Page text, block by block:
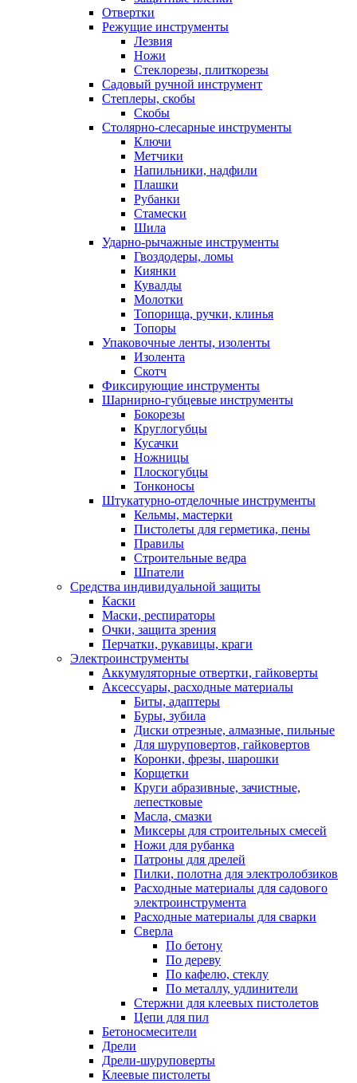
Отвертки
Режущие инструменты
Лезвия
Ножи
Стеклорезы, плиткорезы
Садовый ручной инструмент
Степлеры, скобы
Скобы
Столярно-слесарные инструменты
Ключи
Метчики
Напильники, надфили
Плашки
Рубанки
Стамески
Шила
Ударно-рычажные инструменты
Гвоздодеры, ломы
Киянки
Кувалды
Молотки
Топорища, ручки, клинья
Топоры
Упаковочные ленты, изоленты
Изолента
Скотч
Фиксирующие инструменты
Шарнирно-губцевые инструменты
Бокорезы
Круглогубцы
Кусачки
Ножницы
Плоскогубцы
Тонконосы
Штукатурно-отделочные инструменты
Кельмы, мастерки
Пистолеты для герметика, пены
Правилы
Строительные ведра
Шпатели
Средства индивидуальной защиты
Каски
Маски, респираторы
Очки, защита зрения
Перчатки, рукавицы, краги
Электроинструменты
Аккумуляторные отвертки, гайковерты
Аксессуары, расходные материалы
Биты, адаптеры
Буры, зубила
Диски отрезные, алмазные, пильные
Для шуруповертов, гайковертов
Коронки, фрезы, шарошки
Корщетки
Круги абразивные, зачистные,
лепестковые
Масла, смазки
Миксеры для строительных смесей
Ножи для рубанка
Патроны для дрелей
Пилки, полотна для электролобзиков
Расходные материалы для садового
электроинструмента
Расходные материалы для сварки
Сверла
По бетону
По дереву
По кафелю, стеклу
По металлу, удлинители
Стержни для клеевых пистолетов
Цепи для пил
Бетоносмесители
Дрели
Дрели-шуруповерты
Клеевые пистолеты